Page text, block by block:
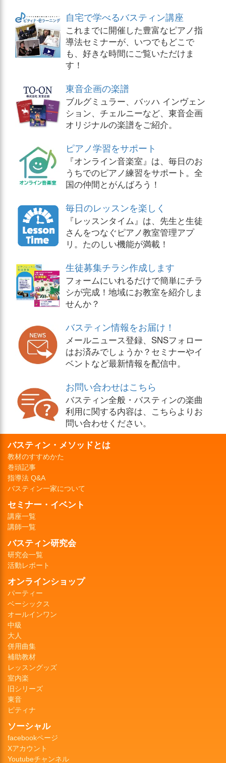
自宅で学べるバスティン講座
これまでに開催した豊富なピアノ指
導法セミナーが、いつでもどこで
も、好きな時間にご覧いただけま
す！
東音企画の楽譜
ブルグミュラー、バッハ インヴェン
ション、チェルニーなど、東音企画
オリジナルの楽譜をご紹介。
ピアノ学習をサポート
『オンライン音楽室』は、毎日のお
うちでのピアノ練習をサポート。全
国の仲間とがんばろう！
毎日のレッスンを楽しく
『レッスンタイム』は、先生と生徒
さんをつなぐピアノ教室管理アプ
リ。たのしい機能が満載！
生徒募集チラシ作成します
フォームにいれるだけで簡単にチラ
シが完成！地域にお教室を紹介しま
せんか？
バスティン情報をお届け！
メールニュース登録、SNSフォロー
はお済みでしょうか？セミナーやイ
ベントなど最新情報を配信中。
お問い合わせはこちら
バスティン全般・バスティンの楽曲
利用に関する内容は、こちらよりお
問い合わせください。
バスティン・メソッドとは
教材のすすめかた
巻頭記事
指導法 Q&A
バスティン一家について
セミナー・イベント
講座一覧
講師一覧
バスティン研究会
研究会一覧
活動レポート
オンラインショップ
パーティー
ベーシックス
オールインワン
中級
大人
併用曲集
補助教材
レッスングッズ
室内楽
旧シリーズ
東音
ピティナ
ソーシャル
facebookページ
Xアカウント
Youtubeチャンネル